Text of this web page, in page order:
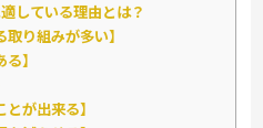
している理由とは？
り組みが多い】
】
が出来る】